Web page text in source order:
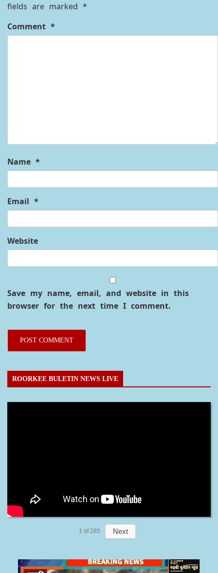
fields are marked *
Comment *
Name *
Email *
Website
Save my name, email, and website in this
browser for the next time I comment.
ROORKEE BULETIN NEWS LIVE
1 of 285 Next